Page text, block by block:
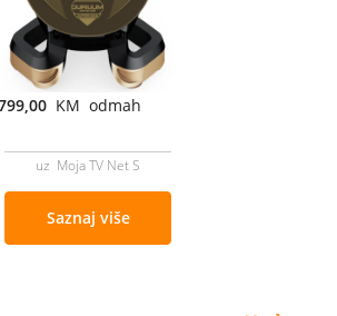
KM odmah
uz Moja TV Net S
Saznaj više